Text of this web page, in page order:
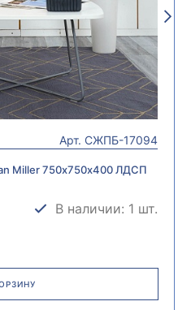
Арт. СЖПБ-17094
Miller 750х750х400 ЛДСП
В наличии: 1 шт.